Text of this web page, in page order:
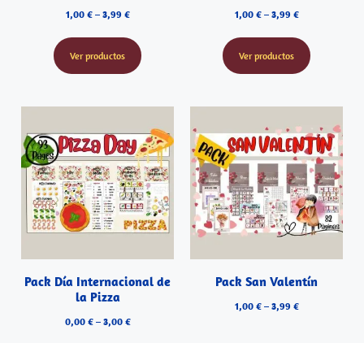
1,00 €– 3,99 €
Ver productos
1,00 €– 3,99 €
Ver productos
Pack Día Internacional de
la Pizza
0,00 €– 3,00 €
Pack San Valentín
1,00 €– 3,99 €